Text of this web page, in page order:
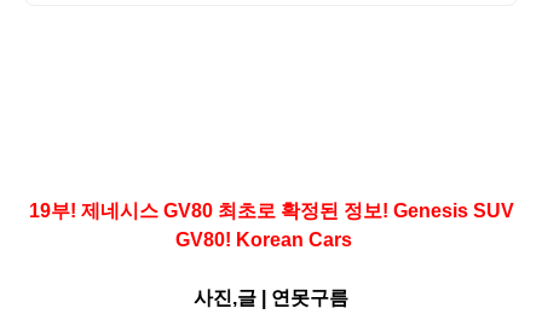
19부! 제네시스 GV80 최초로 확정된 정보! Genesis SUV
GV80! Korean Cars
사진,글 연못구름